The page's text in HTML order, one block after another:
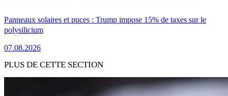
Panneaux solaires et puces : Trump impose 15% de taxes sur le
polysilicium
07.08.2026
PLUS DE CETTE SECTION